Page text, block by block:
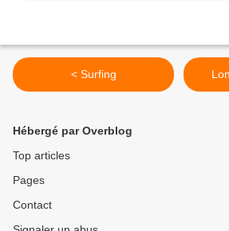
< Surfing
Hébergé par Overblog
Top articles
Pages
Contact